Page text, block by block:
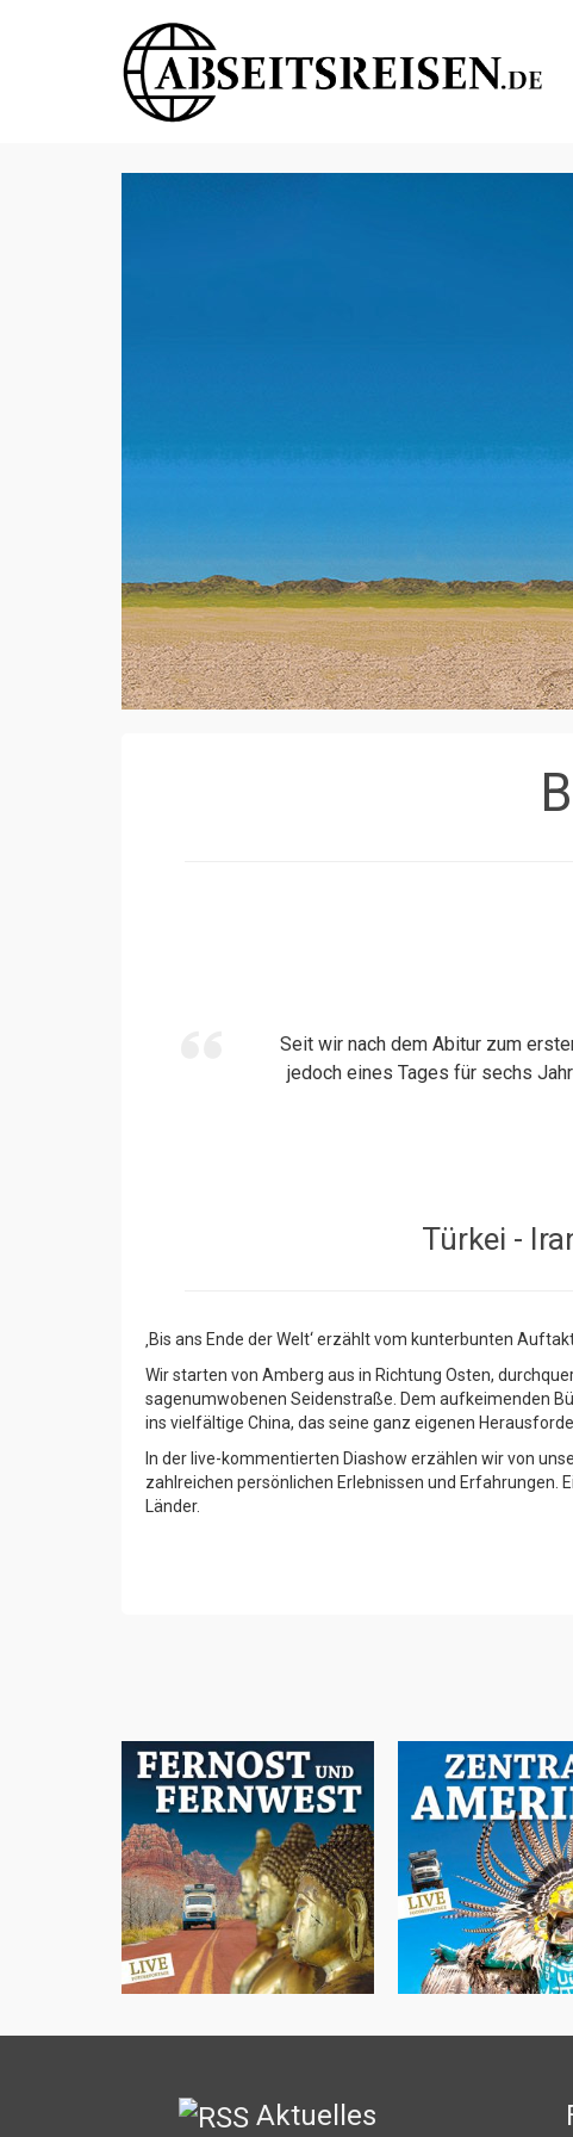
Seit wir nach dem Abitur zum
jedoch eines Tages für sechs
Türkei -
‚Bis ans Ende der Welt‘ erzählt vom kunterbunten
Wir starten von Amberg aus in Richtung Osten,
sagenumwobenen Seidenstraße. Dem aufkeimenden
ins vielfältige China, das seine ganz eigenen
In der live-kommentierten Diashow erzählen wir von
zahlreichen persönlichen Erlebnissen und Erfahrungen.
Länder.
Fernost und Fernwest
Aktuelles